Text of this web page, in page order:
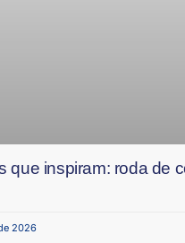
que inspiram: roda de
2026